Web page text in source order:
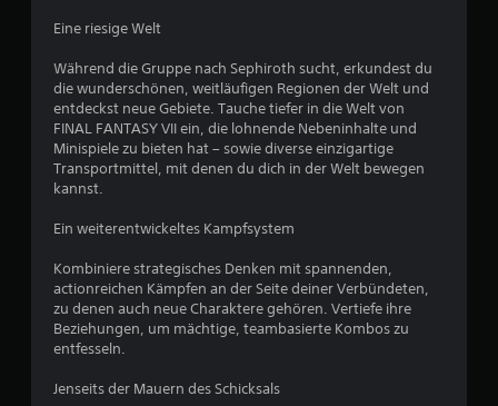
n
e
s
6
Eine riesige Welt
Während die Gruppe nach Sephiroth sucht, erkundest du
die wunderschönen, weitläufigen Regionen der Welt und
entdeckst neue Gebiete. Tauche tiefer in die Welt von
FINAL FANTASY VII ein, die lohnende Nebeninhalte und
Minispiele zu bieten hat – sowie diverse einzigartige
Transportmittel, mit denen du dich in der Welt bewegen
kannst.
Ein weiterentwickeltes Kampfsystem
Kombiniere strategisches Denken mit spannenden,
actionreichen Kämpfen an der Seite deiner Verbündeten,
zu denen auch neue Charaktere gehören. Vertiefe ihre
Beziehungen, um mächtige, teambasierte Kombos zu
entfesseln.
Jenseits der Mauern des Schicksals